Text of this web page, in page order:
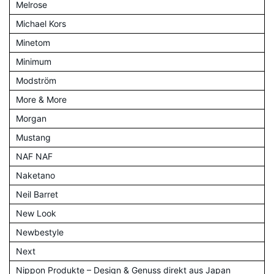
Melrose
Michael Kors
Minetom
Minimum
Modström
More & More
Morgan
Mustang
NAF NAF
Naketano
Neil Barret
New Look
Newbestyle
Next
Nippon Produkte – Design & Genuss direkt aus Japan